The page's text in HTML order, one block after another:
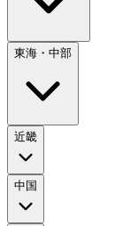
東海・中部
近畿
中国